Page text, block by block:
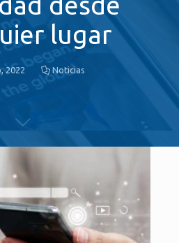
lugar
2022 Noticias